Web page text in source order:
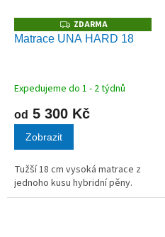
Z
D
A
ZDARMA
Matrace UNA HARD 18
Expedujeme do 1 - 2 týdnů
od 5 300 Kč
Zobrazit
Tužší 18 cm vysoká matrace z
jednoho kusu hybridní pěny.